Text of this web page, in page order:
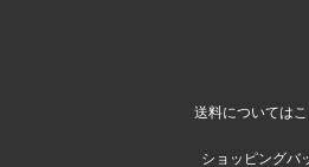
送料についてはこ
ショッピングバ